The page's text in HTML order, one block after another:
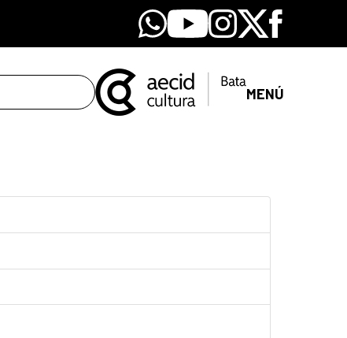
Whatsapp
YoutubeInstagram
X Facebook
MENÚ